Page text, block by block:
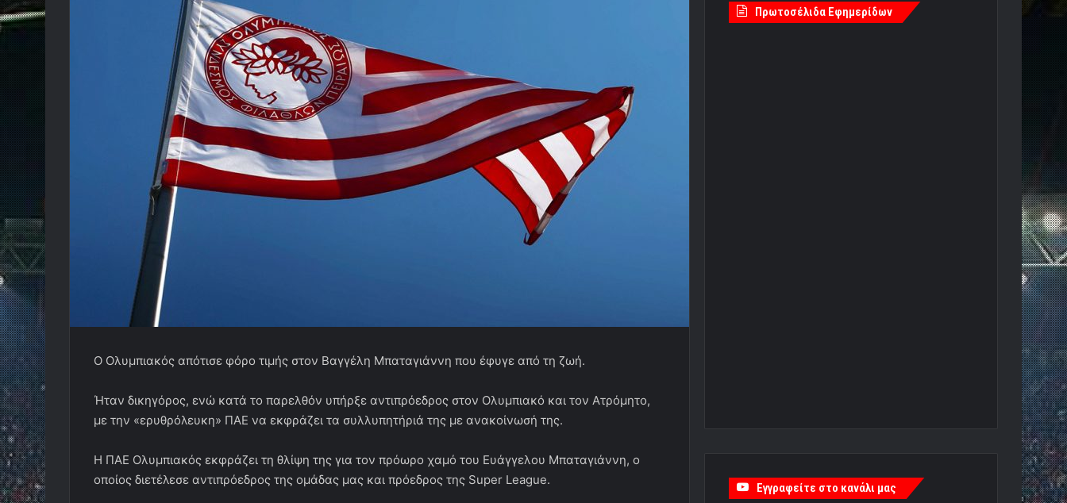
Ο Ολυμπιακός απότισε φόρο τιμής στον Βαγγέλη Μπαταγιάννη που έφυγε από τη ζωή.
Ήταν δικηγόρος, ενώ κατά το παρελθόν υπήρξε αντιπρόεδρος στον Ολυμπιακό και τον Ατρόμητο,
με την «ερυθρόλευκη» ΠΑΕ να εκφράζει τα συλλυπητήριά της με ανακοίνωσή της.
H ΠΑΕ Ολυμπιακός εκφράζει τη θλίψη της για τον πρόωρο χαμό του Ευάγγελου Μπαταγιάννη, ο
οποίος διετέλεσε αντιπρόεδρος της ομάδας μας και πρόεδρος της Super League.
Πρωτοσέλιδα Εφημερίδων
Εγγραφείτε στο κανάλι μας